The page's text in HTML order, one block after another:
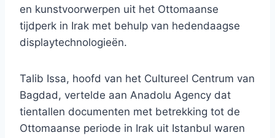
en kunstvoorwerpen uit het Ottomaanse
tijdperk in Irak met behulp van hedendaagse
displaytechnologieën.
Talib Issa, hoofd van het Cultureel Centrum van
Bagdad, vertelde aan Anadolu Agency dat
tientallen documenten met betrekking tot de
Ottomaanse periode in Irak uit Istanbul waren